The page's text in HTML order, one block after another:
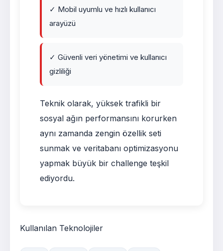
✓ Mobil uyumlu ve hızlı kullanıcı
arayüzü
✓ Güvenli veri yönetimi ve kullanıcı
gizliliği
Teknik olarak, yüksek trafikli bir
sosyal ağın performansını korurken
aynı zamanda zengin özellik seti
sunmak ve veritabanı optimizasyonu
yapmak büyük bir challenge teşkil
ediyordu.
Kullanılan Teknolojiler